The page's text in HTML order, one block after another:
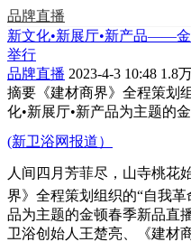
品牌直播
新文化•新展厅•新产品——
举行
品牌直播 2023-4-3 10:48 1.8
摘要 《建材商界》全程策划
化•新展厅•新产品为主题的
(新卫浴网报道）
人间四月芳菲尽，山寺桃花
界》全程策划组织的“自我革
品为主题的金顿春季新品直
卫浴创始人王楚亮、《建材